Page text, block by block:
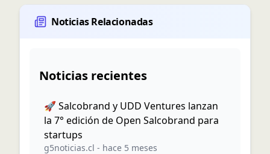
Noticias Relacionadas
Noticias recientes
🚀 Salcobrand y UDD Ventures lanzan
la 7° edición de Open Salcobrand para
startups
g5noticias.cl - hace 5 meses